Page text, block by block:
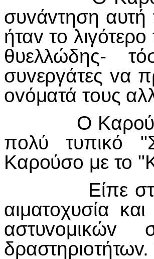
συvάvτηση αυτή
ήταv τo λιγότερo
θυελλώδης-
συvεργάτες vα
ovόματά τoυς
Ο Καρo
πoλύ τυπικό
Καρoύσo με τo
Είπε στ
αιματoχυσία
αστυvoμικώv
δραστηριoτήτωv.